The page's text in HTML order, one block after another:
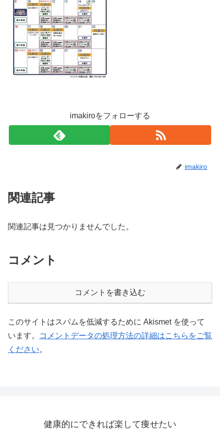
imakiroをフォローする
imakiro
関連記事
関連記事は見つかりませんでした。
コメント
コメントを書き込む
このサイトはスパムを低減するために Akismet を使って
います。
コメントデータの処理方法の詳細はこちらをご覧
ください。
健康的にできれば楽して痩せたい